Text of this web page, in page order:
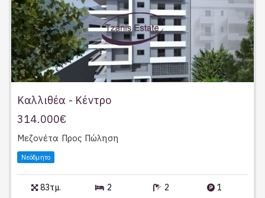
Καλλιθέα - Κέντρο
314.000€
Μεζονέτα Προς Πώληση
Νεόδμητο
83τμ. 2 2 1